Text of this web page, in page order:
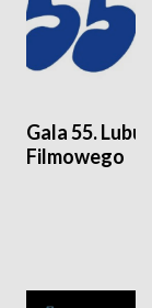
Gala 55.
Filmowego